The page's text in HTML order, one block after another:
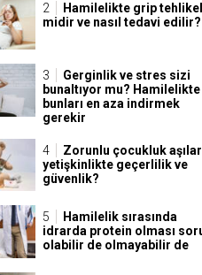
Hamilelikte grip
midir ve nasıl tedavi edilir?
Gerginlik ve stres sizi
bunaltıyor mu? Hamilelikte
bunları en aza indirmek
gerekir
Zorunlu çocukluk
yetişkinlikte geçerlilik ve
güvenlik?
Hamilelik sırasında
idrarda protein olması
olabilir de olmayabilir de